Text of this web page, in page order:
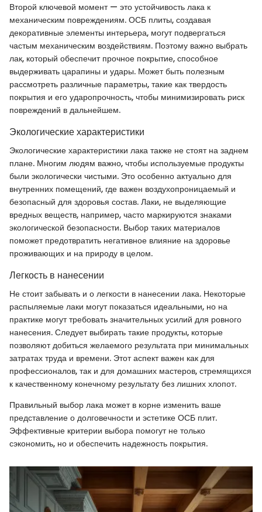
Второй ключевой момент — это устойчивость лака к
механическим повреждениям. ОСБ плиты, создавая
декоративные элементы интерьера, могут подвергаться
частым механическим воздействиям. Поэтому важно выбрать
лак, который обеспечит прочное покрытие, способное
выдерживать царапины и удары. Может быть полезным
рассмотреть различные параметры, такие как твердость
покрытия и его ударопрочность, чтобы минимизировать риск
повреждений в дальнейшем.
Экологические характеристики
Экологические характеристики лака также не стоят на заднем
плане. Многим людям важно, чтобы используемые продукты
были экологически чистыми. Это особенно актуально для
внутренних помещений, где важен воздухопроницаемый и
безопасный для здоровья состав. Лаки, не выделяющие
вредных веществ, например, часто маркируются знаками
экологической безопасности. Выбор таких материалов
поможет предотвратить негативное влияние на здоровье
проживающих и на природу в целом.
Легкость в нанесении
Не стоит забывать и о легкости в нанесении лака. Некоторые
распыляемые лаки могут показаться идеальными, но на
практике могут требовать значительных усилий для ровного
нанесения. Следует выбирать такие продукты, которые
позволяют добиться желаемого результата при минимальных
затратах труда и времени. Этот аспект важен как для
профессионалов, так и для домашних мастеров, стремящихся
к качественному конечному результату без лишних хлопот.
Правильный выбор лака может в корне изменить ваше
представление о долговечности и эстетике ОСБ плит.
Эффективные критерии выбора помогут не только
сэкономить, но и обеспечить надежность покрытия.